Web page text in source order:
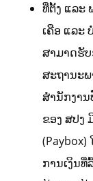
ທີ່ຕັ້ງ ແລະ
ເຄືອ ແລະ
ສາມາດຮັບ
ສະຖານະ
ສຳນັກງາ
ຂອງ ສປງ
ການເງິນ